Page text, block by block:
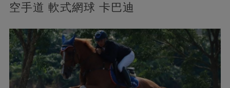
空手道 軟式網球 卡巴迪